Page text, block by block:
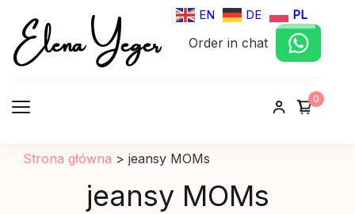
EN DE PL
Elena Yeger
Sklep internetowy odziez damska
Order in chat
0
Strona główna > jeansy MOMs
jeansy MOMs